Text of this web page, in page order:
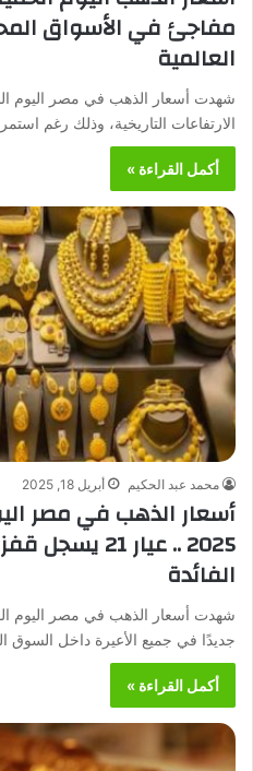
مفاجئ في الأسواق
العالمية
شهدت أسعار الذهب في مصر اليوم
الارتفاعات التاريخية، وذلك رغم
أكمل القراءة »
محمد عبد الحكيم أبريل 18, 2025
2025 .. عيار
الفائدة
جديدًا في جميع الأعيرة داخل السوق
أكمل القراءة »